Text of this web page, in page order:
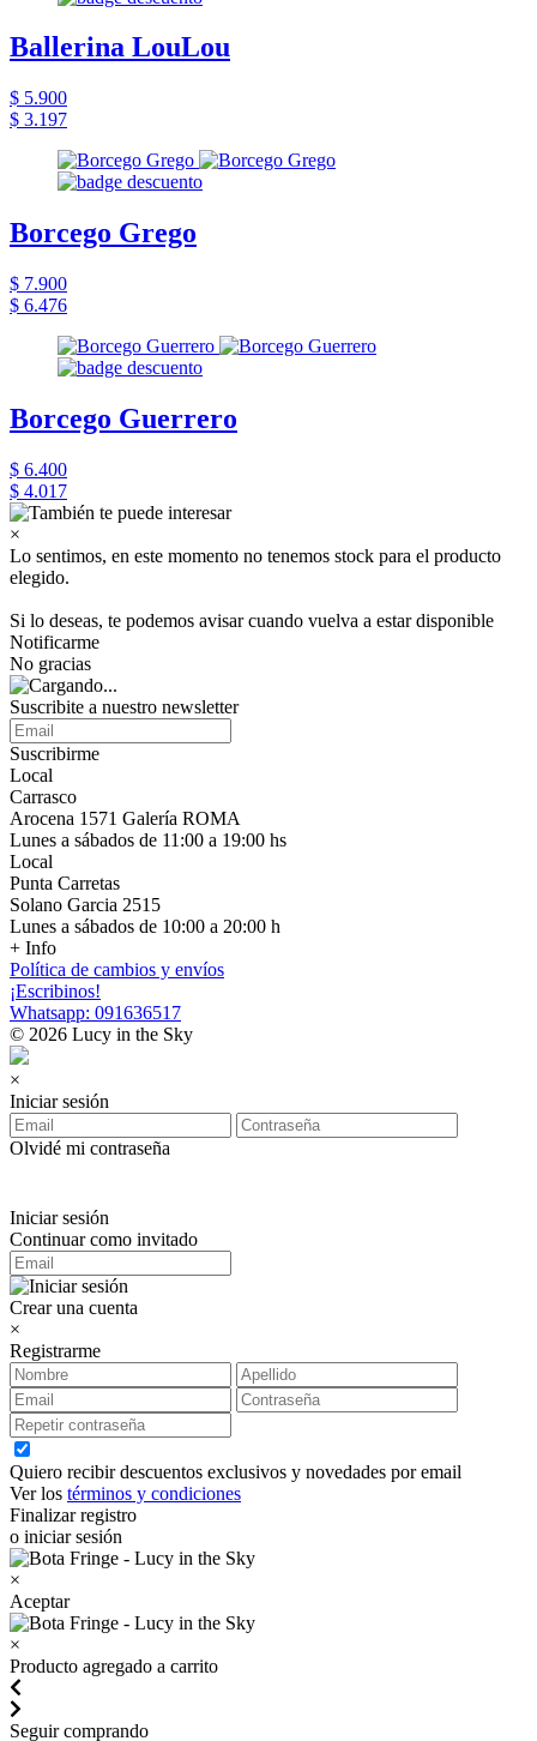
Ballerina LouLou
$ 5.900
$ 3.197
Borcego Grego
$ 7.900
$ 6.476
Borcego Guerrero
$ 6.400
$ 4.017
×
Lo sentimos, en este momento no tenemos stock para el producto
elegido.
Si lo deseas, te podemos avisar cuando vuelva a estar disponible
Notificarme
No gracias
Suscribite a nuestro newsletter
Suscribirme
Local
Carrasco
Arocena 1571 Galería ROMA
Lunes a sábados de 11:00 a 19:00 hs
Local
Punta Carretas
Solano Garcia 2515
Lunes a sábados de 10:00 a 20:00 h
+ Info
Política de cambios y envíos
¡Escribinos!
Whatsapp: 091636517
© 2026 Lucy in the Sky
×
Iniciar sesión
Olvidé mi contraseña
Iniciar sesión
Continuar como invitado
Crear una cuenta
×
Registrarme
Quiero recibir descuentos exclusivos y novedades por email
Ver los términos y condiciones
Finalizar registro
o iniciar sesión
×
Aceptar
×
Producto agregado a carrito
Seguir comprando